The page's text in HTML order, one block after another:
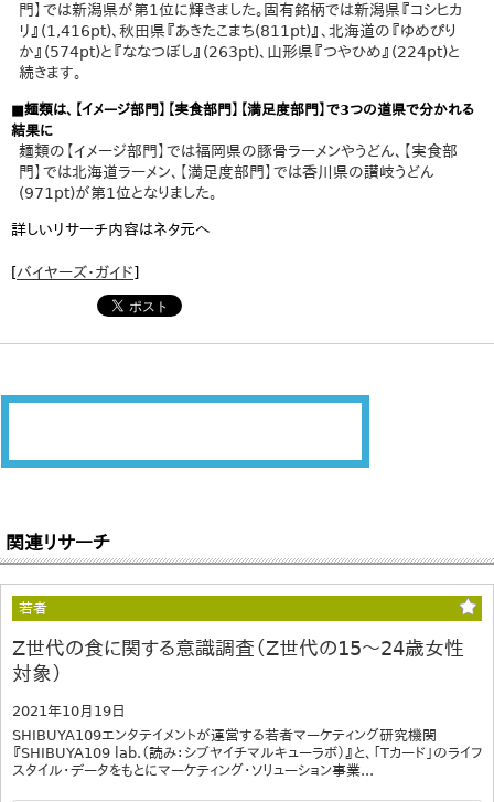
門】では新潟県が第1位に輝きました。固有銘柄では新潟県『コシヒカ
リ』(1,416pt)、秋田県『あきたこまち(811pt)』、北海道の『ゆめぴり
か』(574pt)と『ななつぼし』(263pt)、山形県『つやひめ』(224pt)と
続きます。
■麺類は、【イメージ部門】【実食部門】【満足度部門】で3つの道県で分かれる
結果に
麺類の【イメージ部門】では福岡県の豚骨ラーメンやうどん、【実食部
門】では北海道ラーメン、【満足度部門】では香川県の讃岐うどん
(971pt)が第1位となりました。
詳しいリサーチ内容はネタ元へ
[バイヤーズ・ガイド]
関連リサーチ
若者
Z世代の食に関する意識調査（Z世代の15～24歳女性
対象）
2021年10月19日
SHIBUYA109エンタテイメントが運営する若者マーケティング研究機関
『SHIBUYA109 lab.（読み：シブヤイチマルキューラボ）』と、「Tカード」のライフ
スタイル・データをもとにマーケティング・ソリューション事業...